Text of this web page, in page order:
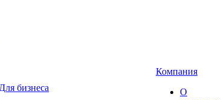
Для бизнеса
Компания
О